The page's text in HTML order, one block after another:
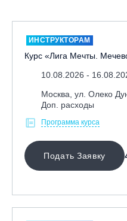
МЕСТО ПРОВЕДЕНИЯ
ИНСТРУКТОРАМ
Курс «Лига Мечты.
10.08.2026 -
Москва, ул. Олеко
Доп. расходы
Программа курса
Подать Заявку